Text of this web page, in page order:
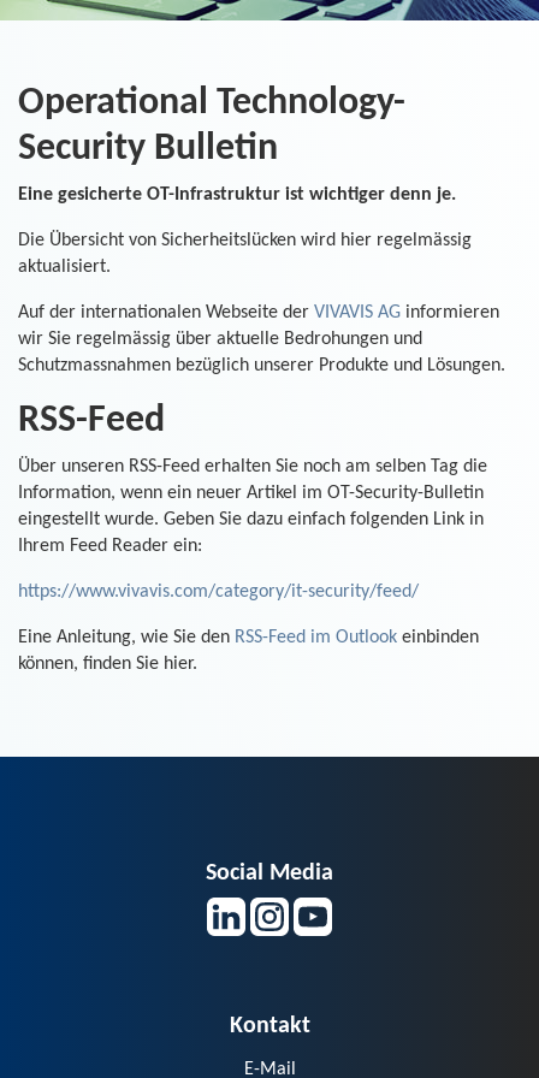
Operational Technology-
Security Bulletin
Eine gesicherte OT-Infrastruktur ist wichtiger denn je.
Die Übersicht von Sicherheitslücken wird hier regelmässig
aktualisiert.
Auf der internationalen Webseite der VIVAVIS AG informieren
wir Sie regelmässig über aktuelle Bedrohungen und
Schutzmassnahmen bezüglich unserer Produkte und Lösungen.
RSS-Feed
Über unseren RSS-Feed erhalten Sie noch am selben Tag die
Information, wenn ein neuer Artikel im OT-Security-Bulletin
eingestellt wurde. Geben Sie dazu einfach folgenden Link in
Ihrem Feed Reader ein:
https://www.vivavis.com/category/it-security/feed/
Eine Anleitung, wie Sie den RSS-Feed im Outlook einbinden
können, finden Sie hier.
Social Media
Kontakt
E-Mail